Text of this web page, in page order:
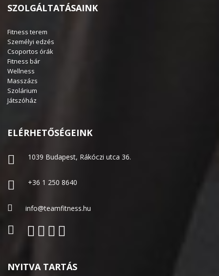
SZOLGÁLTATÁSAINK
Fitness terem
Személyi edzés
Csoportos órák
Fitness bár
Wellness
Masszázs
Szolárium
Játszóház
ELÉRHETŐSÉGEINK
1039 Budapest, Rákóczi utca 36.
+36 1 250 8640
info@teamfitness.hu
NYITVA TARTÁS